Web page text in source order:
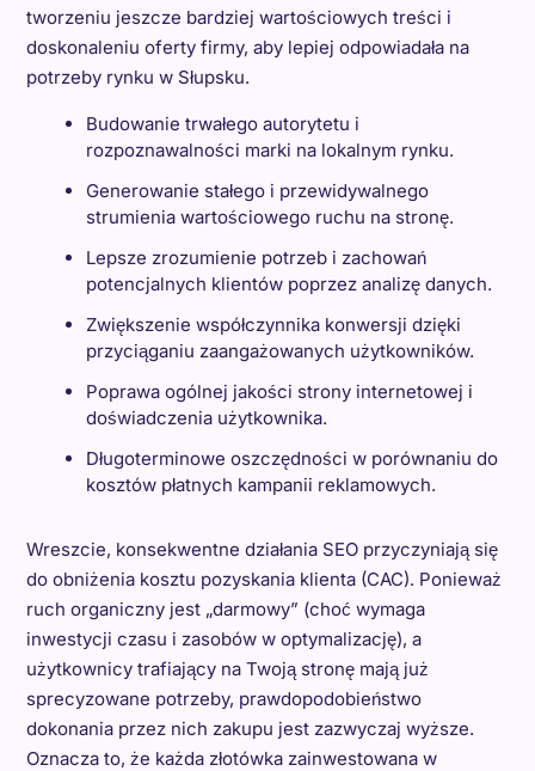
tworzeniu jeszcze bardziej wartościowych treści i
doskonaleniu oferty firmy, aby lepiej odpowiadała na
potrzeby rynku w Słupsku.
Budowanie trwałego autorytetu i
rozpoznawalności marki na lokalnym rynku.
Generowanie stałego i przewidywalnego
strumienia wartościowego ruchu na stronę.
Lepsze zrozumienie potrzeb i zachowań
potencjalnych klientów poprzez analizę danych.
Zwiększenie współczynnika konwersji dzięki
przyciąganiu zaangażowanych użytkowników.
Poprawa ogólnej jakości strony internetowej i
doświadczenia użytkownika.
Długoterminowe oszczędności w porównaniu do
kosztów płatnych kampanii reklamowych.
Wreszcie, konsekwentne działania SEO przyczyniają się
do obniżenia kosztu pozyskania klienta (CAC). Ponieważ
ruch organiczny jest „darmowy” (choć wymaga
inwestycji czasu i zasobów w optymalizację), a
użytkownicy trafiający na Twoją stronę mają już
sprecyzowane potrzeby, prawdopodobieństwo
dokonania przez nich zakupu jest zazwyczaj wyższe.
Oznacza to, że każda złotówka zainwestowana w